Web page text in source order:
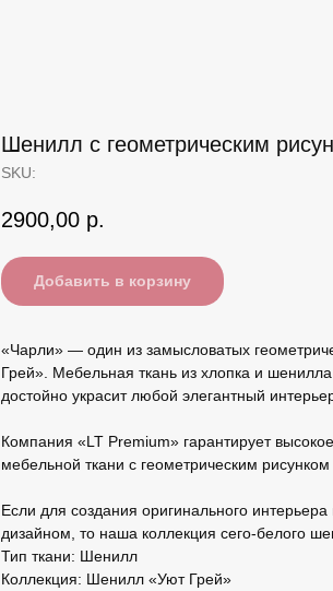
Шенилл с геометрическим
SKU:
2900,00 р.
Добавить в корзину
«Чарли» — один из замысловатых
Грей». Мебельная ткань из хлопка и
достойно украсит любой элегантный
Компания «LT Premium» гарантирует
мебельной ткани с геометрическим
Если для создания оригинального
дизайном, то наша коллекция сего-белого
Тип ткани: Шенилл
Коллекция: Шенилл «Уют Грей»